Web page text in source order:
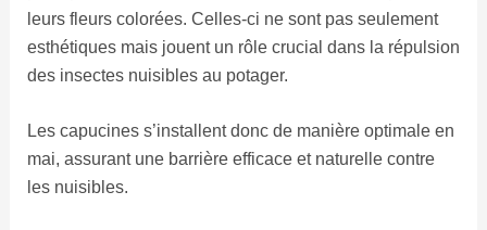
leurs fleurs colorées. Celles-ci ne sont pas seulement
esthétiques mais jouent un rôle crucial dans la répulsion
des insectes nuisibles au potager.
Les capucines s’installent donc de manière optimale en
mai, assurant une barrière efficace et naturelle contre
les nuisibles.